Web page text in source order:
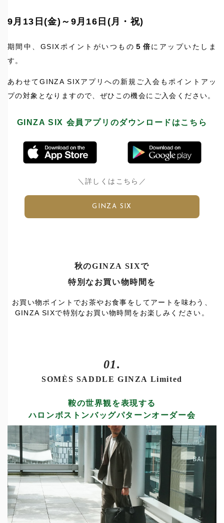
9月13日(金)～9月16日(月・祝)
期間中、GSIXポイントがいつもの ５倍にアップいたしま
す。
あわせてGINZA SIXアプリへの新規ご入会もポイントアッ
プの対象となりますので、ぜひこの機会にご入会ください。
GINZA SIX 会員アプリのダウンロードはこちら
＼詳しくはこちら／
GINZA SIX
秋のGINZA SIXで
特別なお買い物時間を
お買い物ポイントでお茶やお食事をしてアートを味わう、
GINZA SIXで特別なお買い物時間をお楽しみください。
01.
SOMÈS SADDLE GINZA Limited
鞍の世界観を表現する
ハロンボストンバッグパターンオーダー会